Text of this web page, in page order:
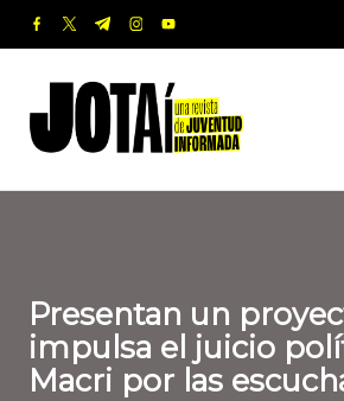
Saltar
contenido
facebook.com
twitter.com
t.me instagram.com
youtube.com
o
t
revista
de
Informada
Presentan un
impulsa el juicio
Macri por las